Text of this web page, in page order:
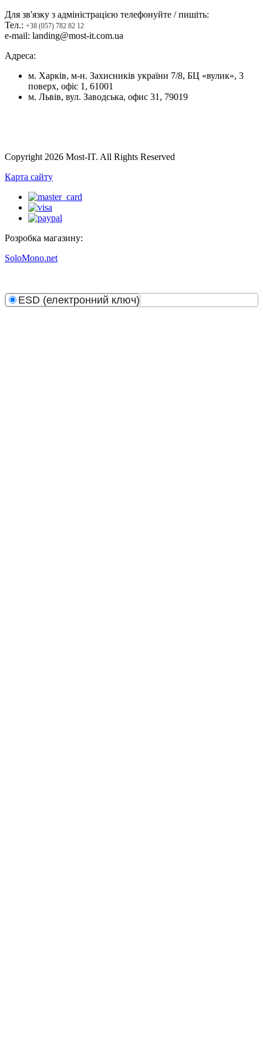
Для зв'язку з адміністрацією телефонуйте / пишіть:
Тел.: +38 (057) 782 82 12
e-mail: landing@most-it.com.ua
Адреса:
м. Харків, м-н. Захисників україни 7/8, БЦ «вулик», 3
поверх, офіс 1, 61001
м. Львів, вул. Заводська, офис 31, 79019
Copyright 2026 Most-IT. All Rights Reserved
Карта сайту
Розробка магазину:
SoloMono.net
ESD (електронний ключ)